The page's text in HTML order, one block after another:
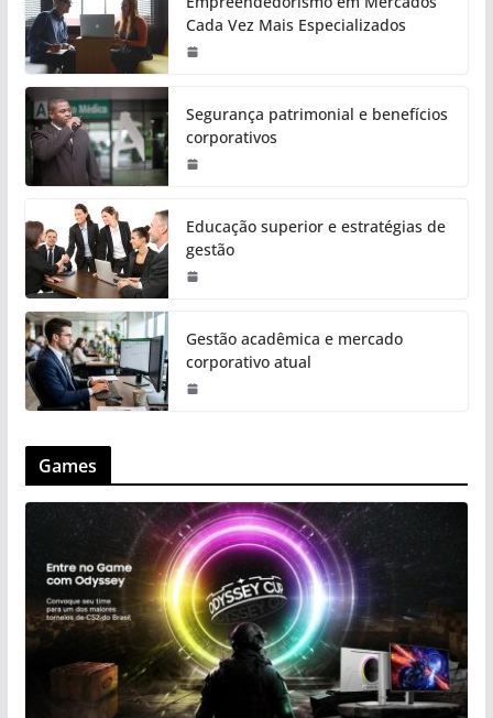
Cada Vez Mais Especializados
Segurança patrimonial e benefícios
corporativos
Educação superior e estratégias de
gestão
Gestão acadêmica e mercado
corporativo atual
Games